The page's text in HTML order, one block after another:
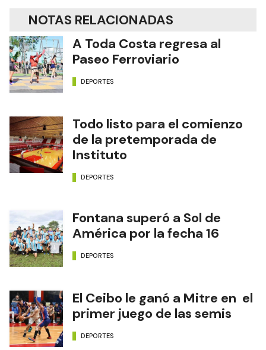
NOTAS RELACIONADAS
A Toda Costa regresa al
Paseo Ferroviario
DEPORTES
Todo listo para el comienzo
de la pretemporada de
Instituto
DEPORTES
Fontana superó a Sol de
América por la fecha 16
DEPORTES
El Ceibo le ganó a Mitre en el
primer juego de las semis
DEPORTES